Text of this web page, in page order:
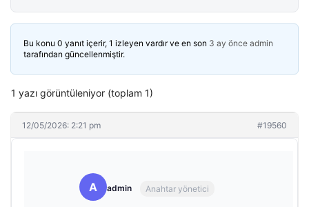
Bu konu 0 yanıt içerir, 1 izleyen vardır ve en son 3 ay önce admin
tarafından güncellenmiştir.
1 yazı görüntüleniyor (toplam 1)
12/05/2026: 2:21 pm #19560
A admin Anahtar yönetici